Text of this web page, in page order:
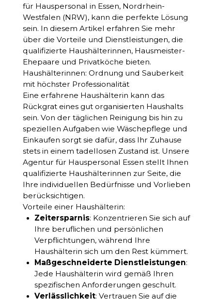
für Hauspersonal in Essen, Nordrhein-
Westfalen (NRW), kann die perfekte Lösung
sein. In diesem Artikel erfahren Sie mehr
über die Vorteile und Dienstleistungen, die
qualifizierte Haushälterinnen, Hausmeister-
Ehepaare und Privatköche bieten.
Haushälterinnen: Ordnung und Sauberkeit
mit höchster Professionalität
Eine erfahrene Haushälterin kann das
Rückgrat eines gut organisierten Haushalts
sein. Von der täglichen Reinigung bis hin zu
speziellen Aufgaben wie Wäschepflege und
Einkaufen sorgt sie dafür, dass Ihr Zuhause
stets in einem tadellosen Zustand ist. Unsere
Agentur für Hauspersonal Essen stellt Ihnen
qualifizierte Haushälterinnen zur Seite, die
Ihre individuellen Bedürfnisse und Vorlieben
berücksichtigen.
Vorteile einer Haushälterin:
Zeitersparnis: Konzentrieren Sie sich auf
Ihre beruflichen und persönlichen
Verpflichtungen, während Ihre
Haushälterin sich um den Rest kümmert.
Maßgeschneiderte Dienstleistungen:
Jede Haushälterin wird gemäß Ihren
spezifischen Anforderungen geschult.
Verlässlichkeit: Vertrauen Sie auf die